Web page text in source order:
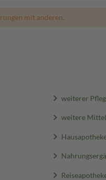
mit anderen.
weiterer
weitere